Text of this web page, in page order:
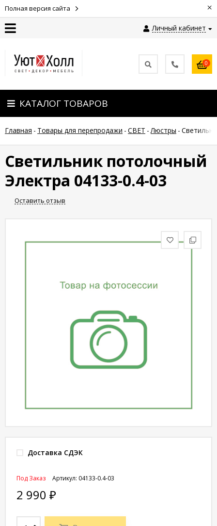
Полная версия сайта ×
Личный кабинет
Оплата
Доставка
Гарантия
возврат
Новости
конфиденциальности
0
КАТАЛОГ ТОВАРОВ
Главная - Товары для перепродажи - СВЕТ - Люстры -
Cветильник потолочный
Электра 04133-0.4-03
Оставить отзыв
Доставка СДЭК
Артикул: 04133-0.4-03
Под Заказ
2 990 ₽